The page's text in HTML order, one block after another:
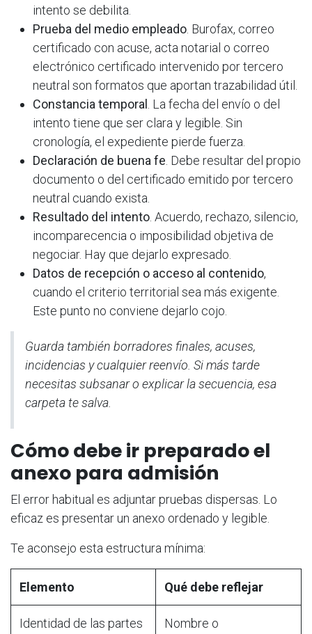
intento se debilita.
Prueba del medio empleado. Burofax, correo
certificado con acuse, acta notarial o correo
electrónico certificado intervenido por tercero
neutral son formatos que aportan trazabilidad útil.
Constancia temporal . La fecha del envío o del
intento tiene que ser clara y legible. Sin
cronología, el expediente pierde fuerza.
Declaración de buena fe. Debe resultar del propio
documento o del certificado emitido por tercero
neutral cuando exista.
Resultado del intento. Acuerdo, rechazo, silencio,
incomparecencia o imposibilidad objetiva de
negociar. Hay que dejarlo expresado.
Datos de recepción o acceso al contenido,
cuando el criterio territorial sea más exigente.
Este punto no conviene dejarlo cojo.
Guarda también borradores finales, acuses,
incidencias y cualquier reenvío. Si más tarde
necesitas subsanar o explicar la secuencia, esa
carpeta te salva.
Cómo debe ir preparado el
anexo para admisión
El error habitual es adjuntar pruebas dispersas. Lo
eficaz es presentar un anexo ordenado y legible.
Te aconsejo esta estructura mínima:
Elemento Qué debe reflejar
Identidad de las partes
Nombre o